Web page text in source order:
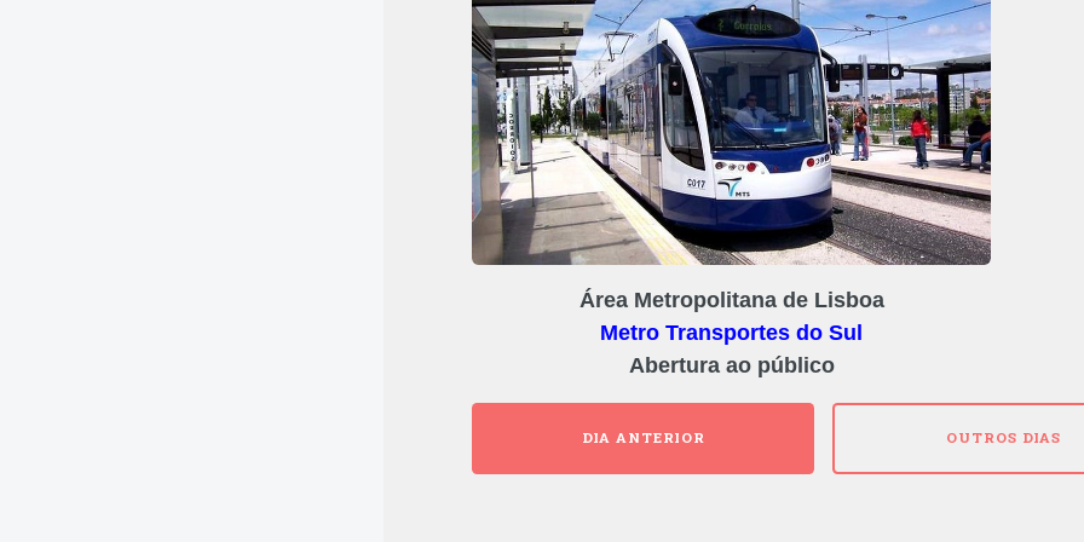
Área Metropolitana de Lisboa
Metro Transportes do Sul
Abertura ao público
DIA ANTERIOR OUTROS DIAS